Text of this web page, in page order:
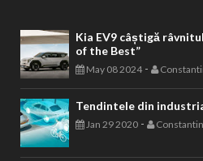
Kia EV9 câștigă
of the Best”
May 08 2024-
Tendintele din
Jan 29 2020 -